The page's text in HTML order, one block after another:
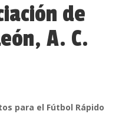
de
A. C.
para el Fútbol Rápido